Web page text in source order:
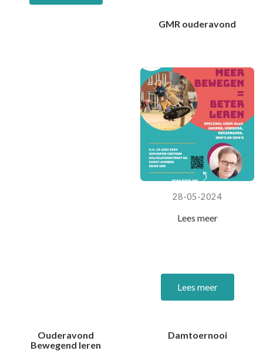
GMR ouderavond
28-05-2024
Lees meer
Lees meer
Ouderavond
Bewegend leren
Damtoernooi